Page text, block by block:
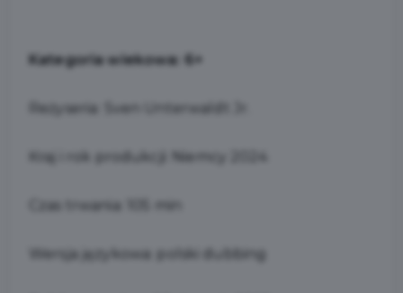
Kategoria wiekowa: 6+
Reżyseria: Sven Unterwaldt Jr.
Kraj i rok produkcji: Niemcy 2024
Czas trwania: 105 min
Wersja językowa: polski dubbing